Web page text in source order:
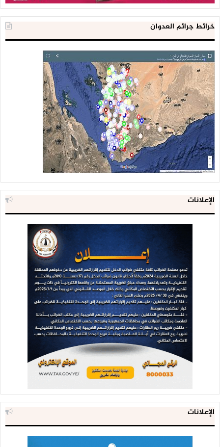
خرائط جرائم العدوان
الإعلانات
الإعلانات